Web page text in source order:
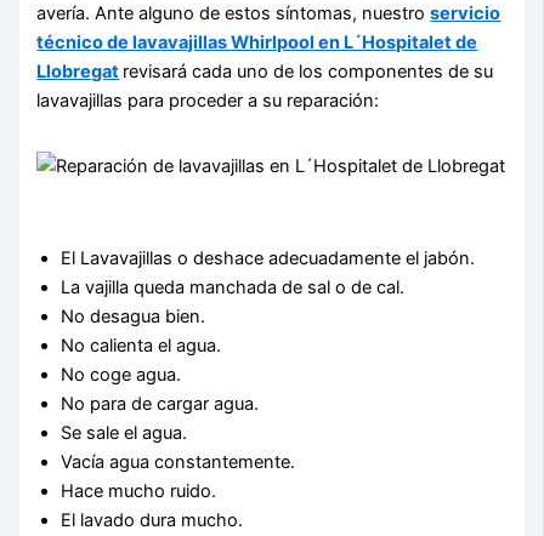
avería. Ante alguno de estos síntomas, nuestroservicio
técnico de lavavajillas Whirlpool en L´Hospitalet de
Llobregat revisará cada uno de los componentes de su
lavavajillas para proceder a su reparación:
El Lavavajillas o deshace adecuadamente el jabón.
La vajilla queda manchada de sal o de cal.
No desagua bien.
No calienta el agua.
No coge agua.
No para de cargar agua.
Se sale el agua.
Vacía agua constantemente.
Hace mucho ruido.
El lavado dura mucho.